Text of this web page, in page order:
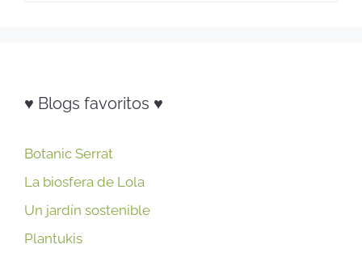
♥ Blogs favoritos ♥
Botanic Serrat
La biosfera de Lola
Un jardín sostenible
Plantukis